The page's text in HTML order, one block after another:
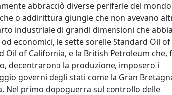
abbracciò diverse periferie del
o addirittura giungle che non avevano
industriale di grandi dimensioni che abbia
economici, le sette sorelle Standard Oil of
Oil of California, e la British Petroleum che,
decentrarono la produzione, imposero i
governi degli stati come la Gran
Nel primo dopoguerra sul controllo delle